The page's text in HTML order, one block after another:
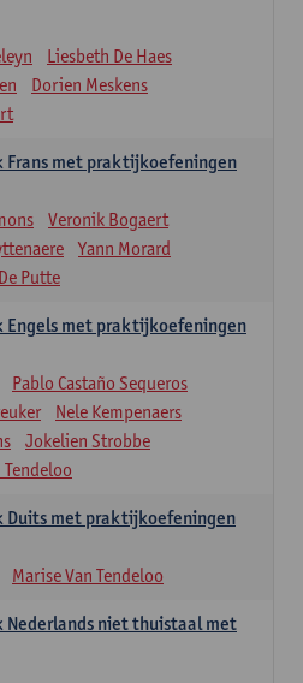
Liesbeth De Haes
Dorien Meskens
met praktijkoefeningen
Veronik Bogaert
Yann Morard
Putte
met praktijkoefeningen
Pablo Castaño Sequeros
Nele Kempenaers
Jokelien Strobbe
Tendeloo
met praktijkoefeningen
Marise Van Tendeloo
niet thuistaal met